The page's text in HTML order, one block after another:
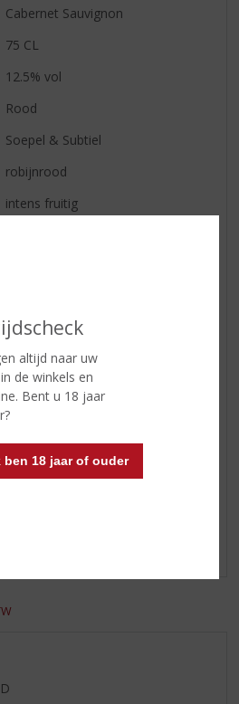
altijd naar uw
de winkels en
Bent u 18 jaar
ben 18 jaar of ouder
Cabernet Sauvignon
75 CL
12.5% vol
Rood
Soepel & Subtiel
robijnrood
intens fruitig
traditionele gerechten, kaas,
frisse salades, pasta's, gegrild
rood vlees
16 - 18 ⁰C